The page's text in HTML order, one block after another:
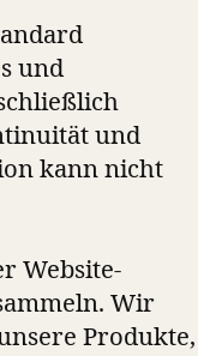
und
und
kann nicht
Website-
Wir
Produkte,